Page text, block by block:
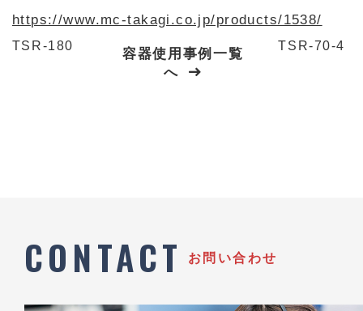
https://www.mc-takagi.co.jp/products/1538/
TSR-180
容器使用事例一覧
へ
TSR-70-4
CONTACT お問い合わせ